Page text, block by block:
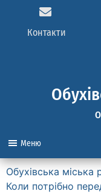
Контакти
Меню
Обухівська міська
Коли потрібно